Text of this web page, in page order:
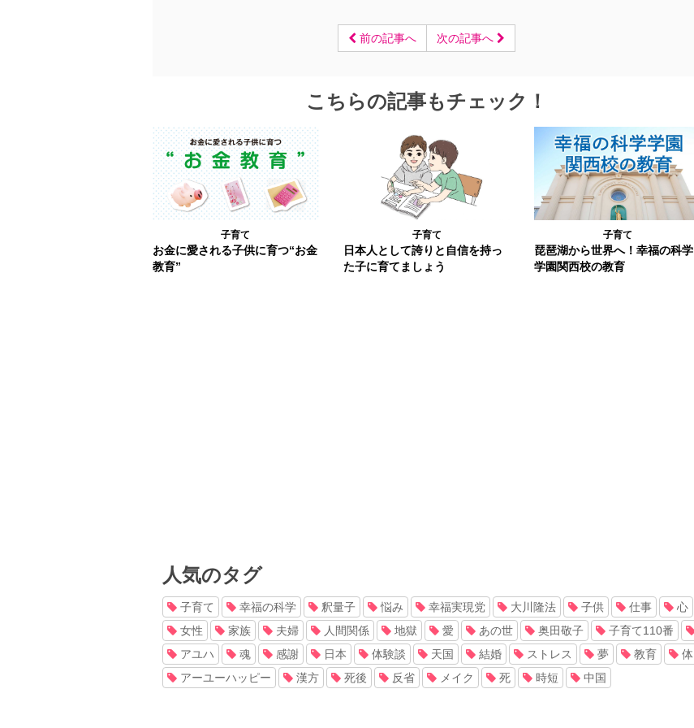
前の記事へ 次の記事へ
こちらの記事もチェック！
子育て
お金に愛される子供に育つ“お金
教育”
子育て
日本人として誇りと自信を持っ
た子に育てましょう
子育て
琵琶湖から世界へ！幸福の科学
学園関西校の教育
人気のタグ
子育て 幸福の科学 釈量子 悩み 幸福実現党 大川隆法 子供 仕事 心
女性
家族 夫婦 人間関係 地獄 愛 あの世 奥田敬子 子育て110番
アユハ
魂 感謝 日本 体験談 天国 結婚 ストレス 夢 教育 体
アーユーハッピー
漢方 死後 反省 メイク 死 時短 中国